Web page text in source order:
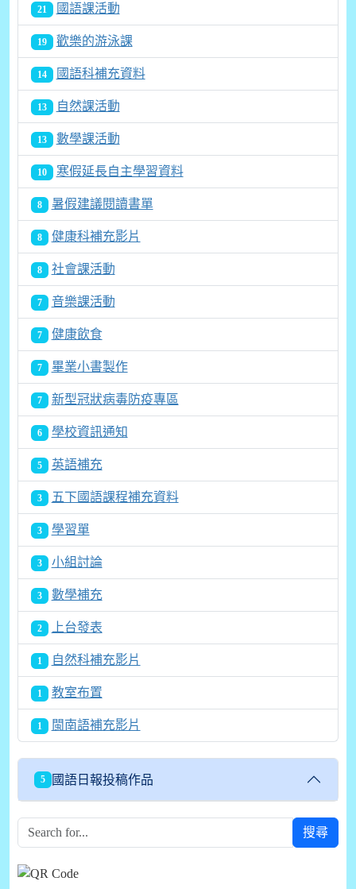
21 國語課活動
19 歡樂的游泳課
14 國語科補充資料
13 自然課活動
13 數學課活動
10 寒假延長自主學習資料
8 暑假建議閱讀書單
8 健康科補充影片
8 社會課活動
7 音樂課活動
7 健康飲食
7 畢業小書製作
7 新型冠狀病毒防疫專區
6 學校資訊通知
5 英語補充
3 五下國語課程補充資料
3 學習單
3 小組討論
3 數學補充
2 上台發表
1 自然科補充影片
1 教室布置
1 閩南語補充影片
5 國語日報投稿作品
搜尋